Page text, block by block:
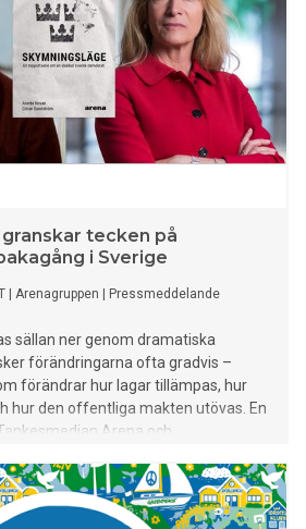
tecken på
i Sverige
Arenagruppen Pressmeddelande
sällan ner genom dramatiska
förändringarna ofta gradvis –
förändrar hur lagar tillämpas, hur
hur den offentliga makten utövas. En
Arena och